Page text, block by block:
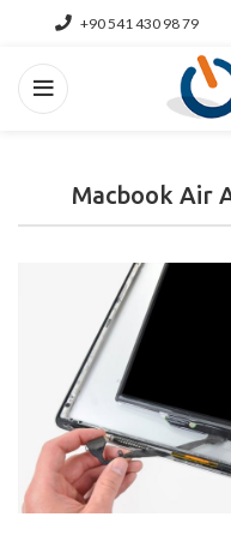
+90 541 430 98 79
Macbook Air